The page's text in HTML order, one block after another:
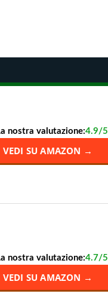
nostra valutazione:4.9/5
VEDI SU AMAZON →
nostra valutazione:4.7/5
VEDI SU AMAZON →